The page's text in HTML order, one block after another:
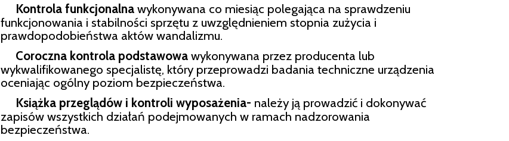
Kontrola funkcjonalna wykonywana co miesiąc polegająca na sprawdzeniu
funkcjonowania i stabilności sprzętu z uwzględnieniem stopnia zużycia i
prawdopodobieństwa aktów wandalizmu.
Coroczna kontrola podstawowa wykonywana przez producenta lub
wykwalifikowanego specjalistę, który przeprowadzi badania techniczne urządzenia
oceniając ogólny poziom bezpieczeństwa.
Książka przeglądów i kontroli wyposażenia- należy ją prowadzić i dokonywać
zapisów wszystkich działań podejmowanych w ramach nadzorowania
bezpieczeństwa.